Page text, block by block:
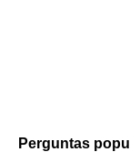
Perguntas